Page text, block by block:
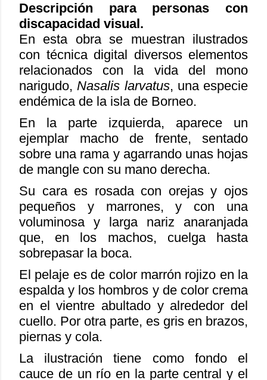
Descripción para personas con
discapacidad visual.
En esta obra se muestran ilustrados
con técnica digital diversos elementos
relacionados con la vida del mono
narigudo,Nasalis larvatus, una especie
endémica de la isla de Borneo.
En la parte izquierda, aparece un
ejemplar macho de frente, sentado
sobre una rama y agarrando unas hojas
de mangle con su mano derecha.
Su cara es rosada con orejas y ojos
pequeños y marrones, y con una
voluminosa y larga nariz anaranjada
que, en los machos, cuelga hasta
sobrepasar la boca.
El pelaje es de color marrón rojizo en la
espalda y los hombros y de color crema
en el vientre abultado y alrededor del
cuello. Por otra parte, es gris en brazos,
piernas y cola.
La ilustración tiene como fondo el
cauce de un río en la parte central y el